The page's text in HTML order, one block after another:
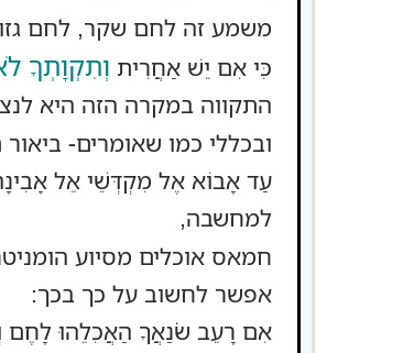
משמע זה לחם שקר, לחם
כִּי אִם יֵשׁ אַחֲרִית וְתִקְוָתְךָ
התקווה במקרה הזה היא
ובכללי כמו שאומרים-
עַד אָבוֹא אֶל מִקְדְּשֵׁי אֵל
למחשבה,
חמאס אוכלים מסיוע
אפשר לחשוב על כך בכך:
אִם רָעֵב שֹׂנַאֲךָ הַאֲכִלֵהוּ לָחֶם